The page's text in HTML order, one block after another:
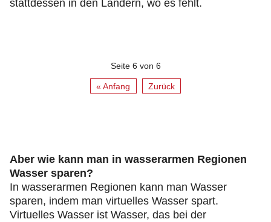
stattdessen in den Ländern, wo es fehlt.
Seite 6 von 6
« Anfang Zurück
Aber wie kann man in wasserarmen Regionen
Wasser sparen?
In wasserarmen Regionen kann man Wasser
sparen, indem man virtuelles Wasser spart.
Virtuelles Wasser ist Wasser, das bei der